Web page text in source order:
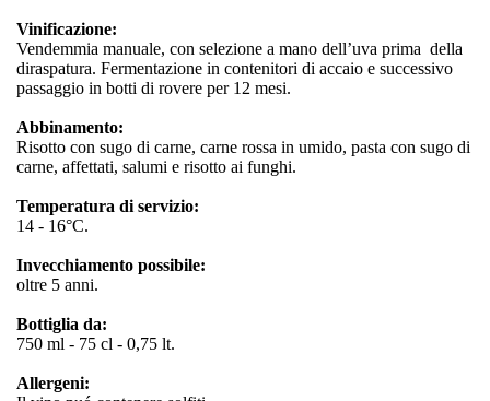
Vinificazione:
Vendemmia manuale, con selezione a mano dell’uva prima della
diraspatura. Fermentazione in contenitori di accaio e successivo
passaggio in botti di rovere per 12 mesi.
Abbinamento:
Risotto con sugo di carne, carne rossa in umido, pasta con sugo di
carne, affettati, salumi e risotto ai funghi.
Temperatura di servizio:
14 - 16°C.
Invecchiamento possibile:
oltre 5 anni.
Bottiglia da:
750 ml - 75 cl - 0,75 lt.
Allergeni: